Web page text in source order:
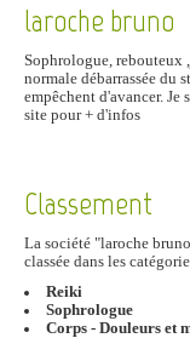
laroche bruno
Sophrologue, rebouteux
normale débarrassée du
empêchent d'avancer.
site pour + d'infos
Classement
La société "laroche
classée dans les
Reiki
Sophrologue
Corps - Douleurs et